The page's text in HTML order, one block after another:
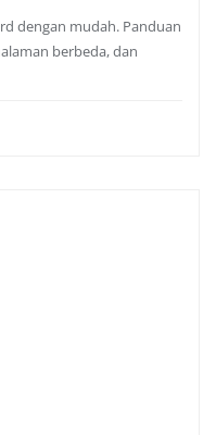
dengan mudah. Panduan
berbeda, dan